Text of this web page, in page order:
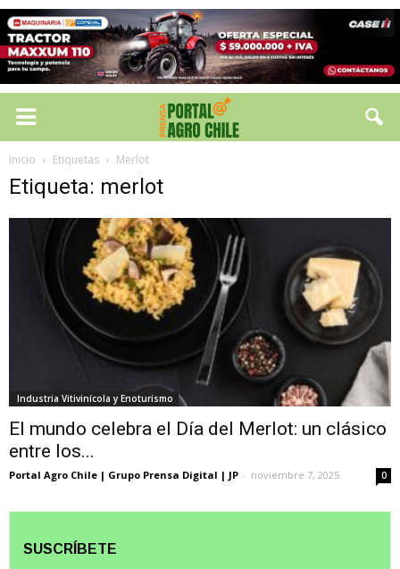
Inicio Etiquetas Merlot
Etiqueta: merlot
Industria Vitivinícola y Enoturismo
El mundo celebra el Día del Merlot: un clásico
entre los...
Portal Agro Chile | Grupo Prensa Digital | JP - noviembre 7, 2025 0
SUSCRÍBETE